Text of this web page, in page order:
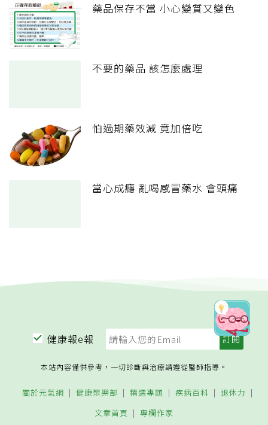
藥品保存不當 小心變質又變色
不要的藥品 該怎麼處理
怕過期藥效減 竟加倍吃
當心成癮 亂喝感冒藥水 會頭痛
健康報e報
本站內容僅供參考，一切診斷與治療請遵從醫師指導。
關於元氣網 健康聚樂部 精選專題 疾病百科
退休力
文章首頁
專欄作家